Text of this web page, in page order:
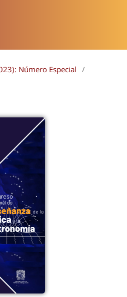
Número Especial
/